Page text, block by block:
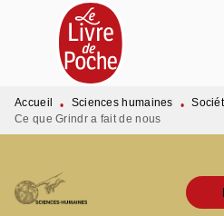
MENU RECHERCHE
PIED DE PAGE
Accueil • Sciences humaines •
Ce que Grindr a fait de nous